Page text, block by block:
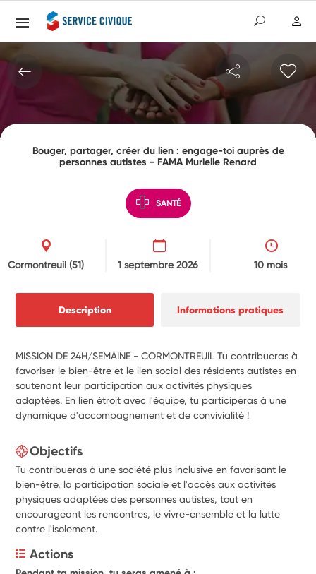
Bouger, partager, créer du lien : engage-toi auprès de
personnes autistes - FAMA Murielle Renard
SANTÉ
Cormontreuil (51) 1 septembre 2026 10 mois
Description Informations pratiques
MISSION DE 24H/SEMAINE - CORMONTREUIL Tu contribueras à
favoriser le bien-être et le lien social des résidents autistes en
soutenant leur participation aux activités physiques
adaptées. En lien étroit avec l'équipe, tu participeras à une
dynamique d'accompagnement et de convivialité !
Objectifs
Tu contribueras à une société plus inclusive en favorisant le
bien-être, la participation sociale et l'accès aux activités
physiques adaptées des personnes autistes, tout en
encourageant les rencontres, le vivre-ensemble et la lutte
contre l'isolement.
Actions